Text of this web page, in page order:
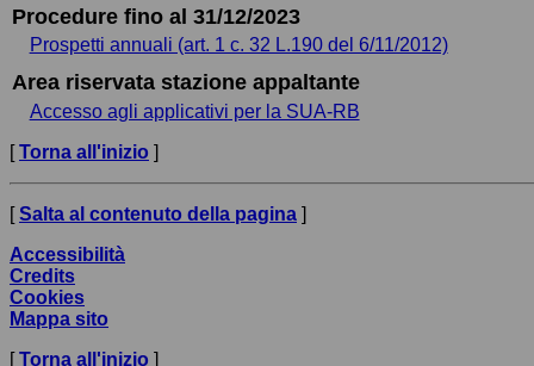
Procedure fino al 31/12/2023
Prospetti annuali (art. 1 c. 32 L.190 del 6/11/2012)
Area riservata stazione appaltante
Accesso agli applicativi per la SUA-RB
[Torna all'inizio ]
[Salta al contenuto della pagina ]
Accessibilità
Credits
Cookies
Mappa sito
[Torna all'inizio ]